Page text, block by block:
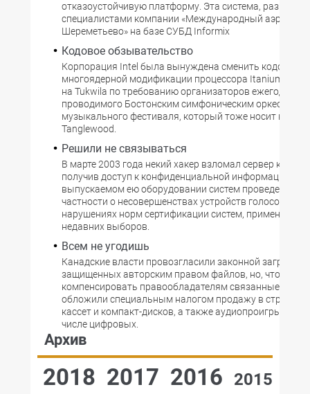
отказоустойчивую платформу. Эта система,
специалистами компании «Международный аэропорт
Шереметьево» на базе СУБД Informix
Кодовое обзывательство
Корпорация Intel была вынуждена сменить кодовое
многоядерной модификации процессора Itanium 2 с
на Tukwila по требованию организаторов ежегодно
проводимого Бостонским симфоническим оркестром
музыкального фестиваля, который тоже носит
Tanglewood.
Решили не связываться
В марте 2003 года некий хакер взломал сервер
получив доступ к конфиденциальной информации о
выпускаемом ею оборудовании систем проведения
частности о несовершенствах устройств голосования
нарушениях норм сертификации систем,
недавних выборов.
Всем не угодишь
Канадские власти провозгласили законной загрузку
защищенных авторским правом файлов, но, чтобы
компенсировать правообладателям связанные с
обложили специальным налогом продажу в стране
кассет и компакт-дисков, а также
числе цифровых.
Архив
2018 2017 2016
2015